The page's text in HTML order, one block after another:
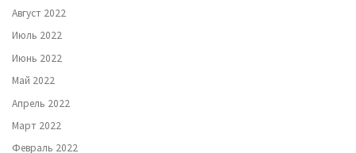
Август 2022
Июль 2022
Июнь 2022
Май 2022
Апрель 2022
Март 2022
Февраль 2022